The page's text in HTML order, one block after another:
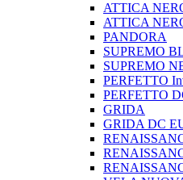
ATTICA
ATTICA
PANDORA
SUPREMO
SUPREMO
PERFETTO
PERFETTO
GRIDA
GRIDA DC